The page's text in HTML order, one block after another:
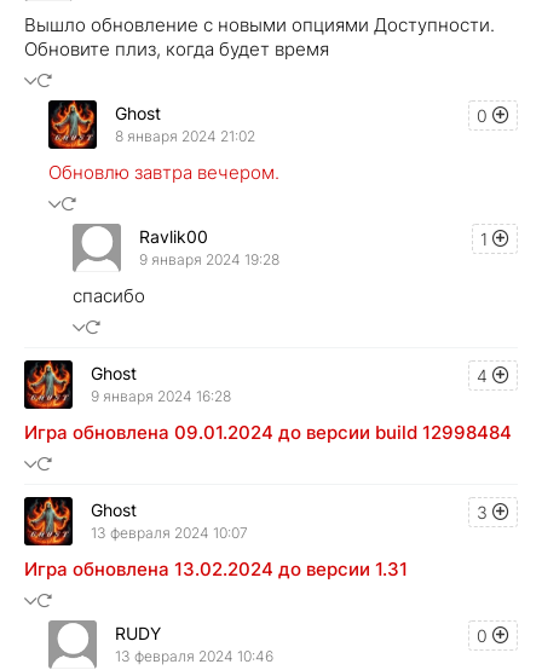
Вышло обновление с новыми опциями Доступности.
Обновите плиз, когда будет время
0
Ghost
8 января 2024 21:02
Обновлю завтра вечером.
1
Ravlik00
9 января 2024 19:28
спасибо
4
Ghost
9 января 2024 16:28
Игра обновлена 09.01.2024 до версии build 12998484
3
Ghost
13 февраля 2024 10:07
Игра обновлена 13.02.2024 до версии 1.31
0
RUDY
13 февраля 2024 10:46